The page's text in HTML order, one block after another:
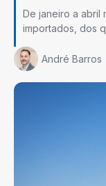
De janeiro a abril
importados, dos
André Barros